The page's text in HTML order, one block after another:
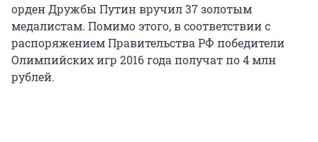
орден Дружбы Путин вручил 37 золотым
медалистам. Помимо этого, в соответствии с
распоряжением Правительства РФ победители
Олимпийских игр 2016 года получат по 4 млн
рублей.